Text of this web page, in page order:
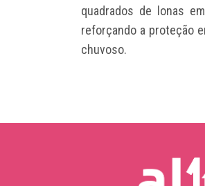
quadrados de lonas
reforçando a proteção
chuvoso.